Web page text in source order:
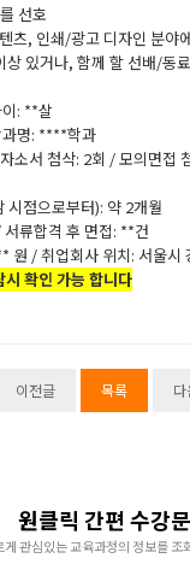
선호
츠, 인쇄/광고 디자인 분야
있거나, 함께 할 선배/동
: **살
명: ****학과
소서 첨삭: 2회 / 모의면접
시점으로부터): 약 2개월
류합격 후 면접: **건
원 / 취업회사 위치: 서울시
확인 가능 합니다
이전글 목록
원클릭 간편 수강
게 관심있는 교육과정의 정보를 조